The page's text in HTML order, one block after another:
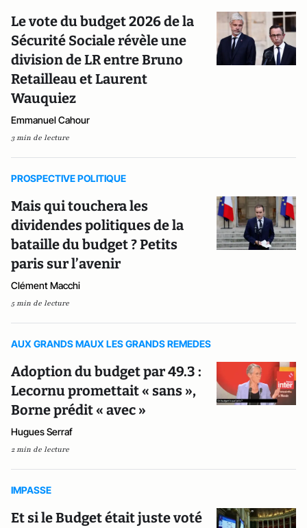
Le vote du budget 2026 de la
Sécurité Sociale révèle une
division de LR entre Bruno
Retailleau et Laurent
Wauquiez
Emmanuel Cahour
3 min de lecture
PROSPECTIVE POLITIQUE
Mais qui touchera les
dividendes politiques de la
bataille du budget ? Petits
paris sur l’avenir
Clément Macchi
5 min de lecture
AUX GRANDS MAUX LES GRANDS REMEDES
Adoption du budget par 49.3 :
Lecornu promettait « sans »,
Borne prédit « avec »
Hugues Serraf
2 min de lecture
IMPASSE
Et si le Budget était juste voté